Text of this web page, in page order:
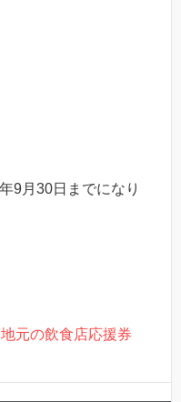
9月30日までになり
元の飲食店応援券